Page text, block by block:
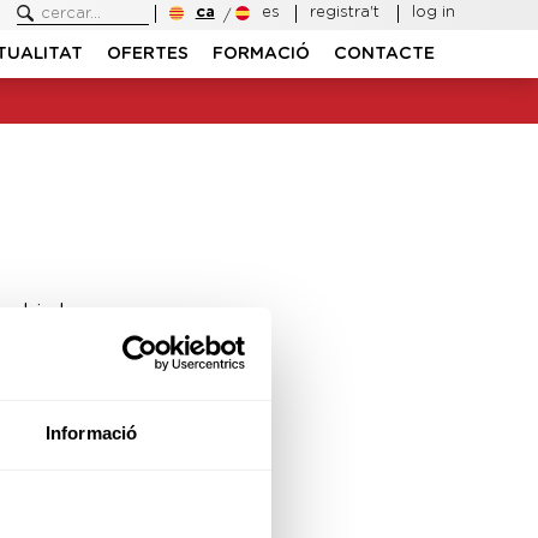
Informació
ca es registra't log in
OFERTES FORMACIÓ CONTACTE